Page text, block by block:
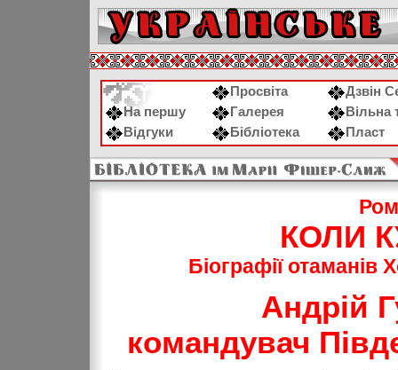
Просвіта
Дзвін
На першу
Галерея
Вільна
Відгуки
Бібліотека Пласт
КОЛИ
Біографії отаманів
Андрій
командувач